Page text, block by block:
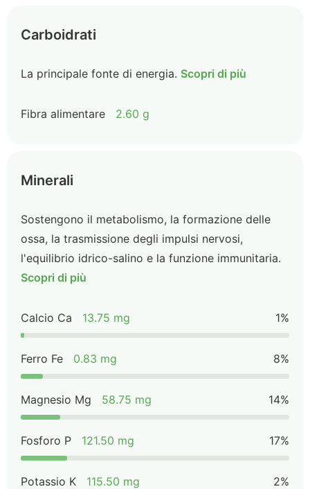
Carboidrati
La principale fonte di energia. Scopri di più
Fibra alimentare 2.60 g
Minerali
Sostengono il metabolismo, la formazione delle
ossa, la trasmissione degli impulsi nervosi,
l'equilibrio idrico-salino e la funzione immunitaria.
Scopri di più
Calcio Ca 13.75 mg 1%
Ferro Fe 0.83 mg 8%
Magnesio Mg 58.75 mg 14%
Fosforo P 121.50 mg 17%
Potassio K 115.50 mg 2%